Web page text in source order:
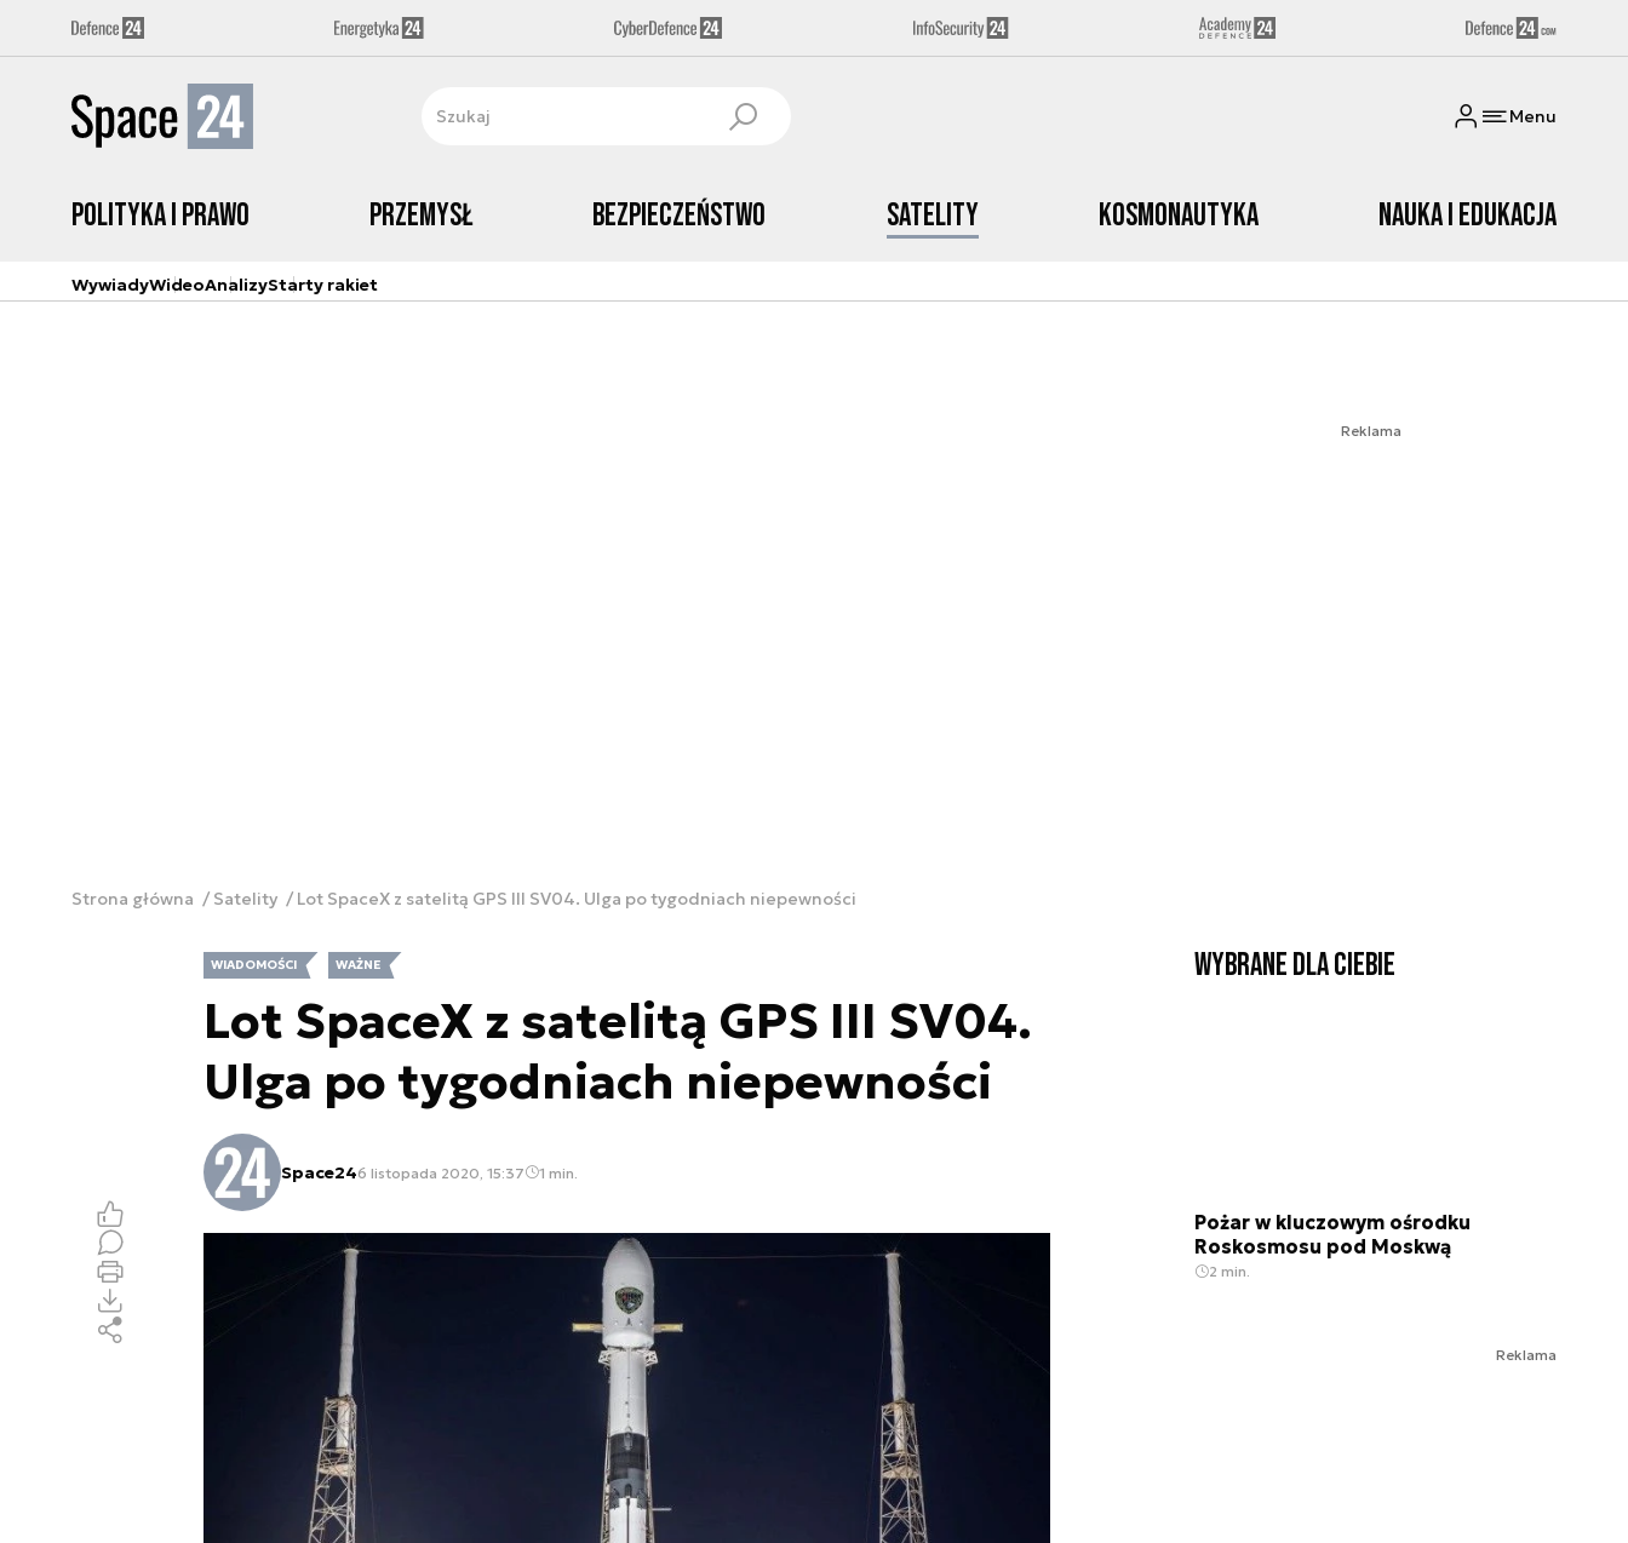
Menu
Polityka i prawo Przemysł Bezpieczeństwo Satelity Kosmonautyka Nauka i edukacja
WywiadyWideoAnalizyStarty rakiet
Reklama
Strona główna Satelity Lot SpaceX z satelitą GPS III SV04. Ulga po tygodniach niepewności
WIADOMOŚCI WAŻNE
Lot SpaceX z satelitą GPS III SV04.
Ulga po tygodniach niepewności
Space246 listopada 2020, 15:37 1 min.
Wybrane dla Ciebie
Pożar w kluczowym ośrodku
Roskosmosu pod Moskwą
2 min.
Reklama